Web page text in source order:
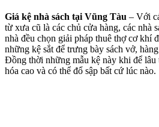
Giá kệ nhà sách tại Vũng Tàu – Với
từ xưa cũ là các chủ cửa hàng, các nhà
nhà đều chọn giải pháp thuê thợ cơ khí
những kệ sắt để trưng bày sách vở,
Đồng thời những mẫu kệ này khi để
hóa cao và có thể đổ sập bất cứ lúc nào.